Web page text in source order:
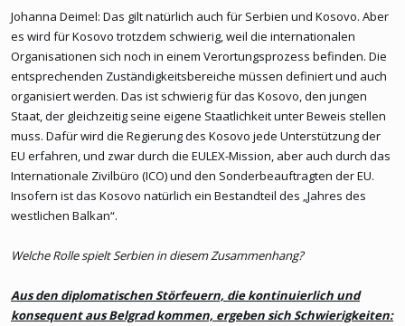
den kosovo-albanischen Ärzten und Pflegekräften an den
öffentlichen Krankenhäusern wurde massenhaft gekündigt.
Tausenden von Kosovo-Albanern in anderen Bereichen erging es
ebenso, sofern sie sich nicht per Unterschrift zur Loyalität mit
[wiki=17785]Serbien[/wiki] verpflichteten. Ein Boykott sämtlicher
serbischer Institutionen durch die Kosovo-Albaner war die Folge.
Gleichzeitig bauten diese im Untergrund ein paralleles Schul- und
Gesundheitssystem – meist in Privathäusern – auf. Durch
alltäglichen Polizeiterror entstand ein Gefühl großer Unsicherheit
und Angst unter den Kosovo-Albanern.
http://www.eurotopics.net/de/magazin...ck_geschichte/
Johanna Deimel: Das gilt natürlich auch für Serbien und Kosovo. Aber
es wird für Kosovo trotzdem schwierig, weil die internationalen
Organisationen sich noch in einem Verortungsprozess befinden. Die
entsprechenden Zuständigkeitsbereiche müssen definiert und auch
organisiert werden. Das ist schwierig für das Kosovo, den jungen
Staat, der gleichzeitig seine eigene Staatlichkeit unter Beweis stellen
muss. Dafür wird die Regierung des Kosovo jede Unterstützung der
EU erfahren, und zwar durch die EULEX-Mission, aber auch durch das
Internationale Zivilbüro (ICO) und den Sonderbeauftragten der EU.
Insofern ist das Kosovo natürlich ein Bestandteil des „Jahres des
westlichen Balkan“.
Welche Rolle spielt Serbien in diesem Zusammenhang?
Aus den diplomatischen Störfeuern, die kontinuierlich und
konsequent aus Belgrad kommen, ergeben sich Schwierigkeiten: